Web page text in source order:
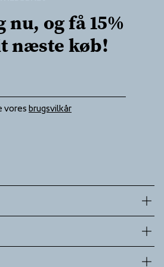
og få 15%
næste køb!
vores brugsvilkår